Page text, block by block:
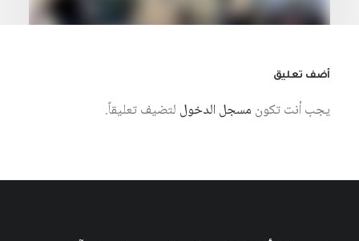
6 أغسطس، 2026
أضف تعليق
يجب أنت تكون مسجل الدخول لتضيف تعليقاً.